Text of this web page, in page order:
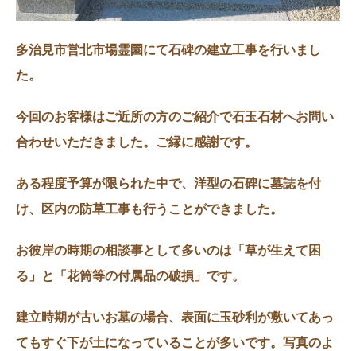
多治見市営北市場霊園にて石碑の建立工事を行いまし
た。
今回のお客様はご近所の方のご紹介で石玉石材へお問い
合わせいただきました。ご縁に感謝です。
ある程度予算が限られた中で、洋型の石碑に墓誌を付
け、区内の防草工事も行うことができました。
お彼岸の時期の相談事として多いのは「草が生えて困
る」と「花筒等の付属品の破損」です。
建立時期が古いお墓の場合、表面に玉砂利が敷いてあっ
てもすぐ下が土になっていることが多いです。写真のよ